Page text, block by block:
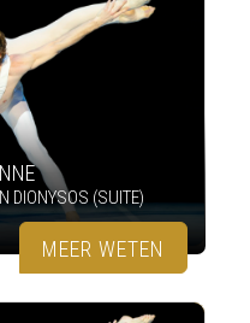
DIONYSOS (SUITE)
MEER WETEN